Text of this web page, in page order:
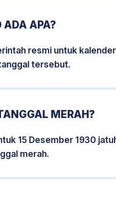
ADA APA?
resmi untuk
tersebut.
MERAH?
15 Desember 1930
merah.